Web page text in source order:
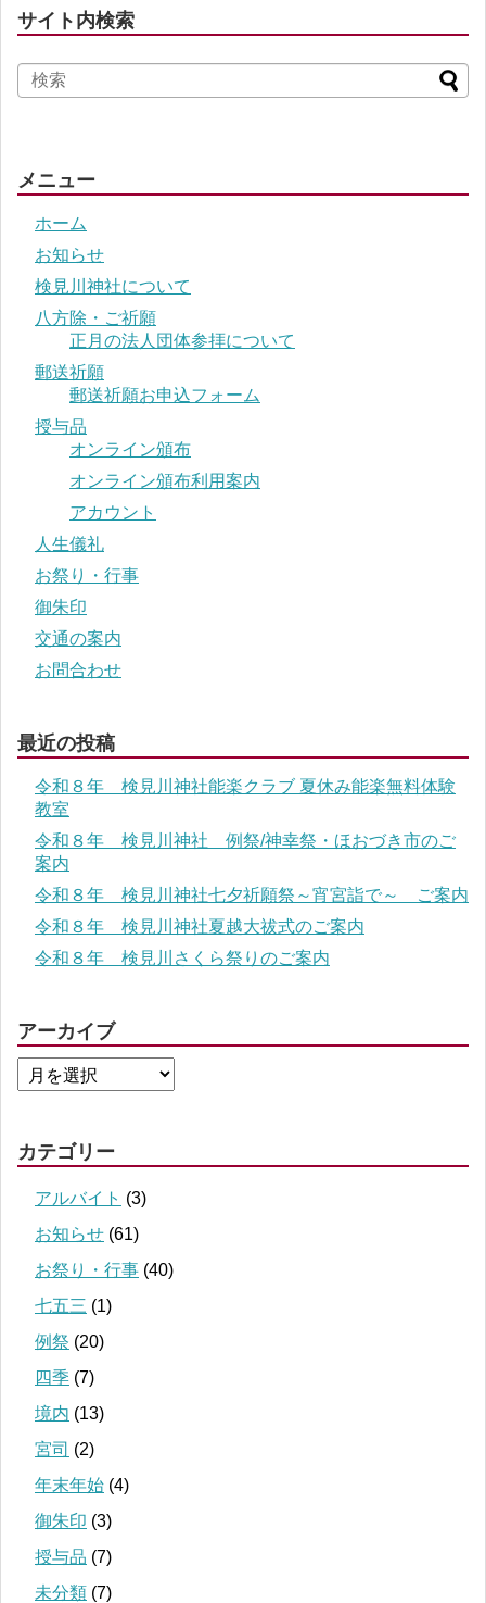
サイト内検索
メニュー
ホーム
お知らせ
検見川神社について
八方除・ご祈願
正月の法人団体参拝について
郵送祈願
郵送祈願お申込フォーム
授与品
オンライン頒布
オンライン頒布利用案内
アカウント
人生儀礼
お祭り・行事
御朱印
交通の案内
お問合わせ
最近の投稿
令和８年 検見川神社能楽クラブ 夏休み能楽無料体験
教室
令和８年 検見川神社 例祭/神幸祭・ほおづき市のご
案内
令和８年 検見川神社七夕祈願祭～宵宮詣で～ ご案内
令和８年 検見川神社夏越大祓式のご案内
令和８年 検見川さくら祭りのご案内
アーカイブ
カテゴリー
アルバイト (3)
お知らせ (61)
お祭り・行事 (40)
七五三 (1)
例祭 (20)
四季 (7)
境内 (13)
宮司 (2)
年末年始 (4)
御朱印 (3)
授与品 (7)
未分類 (7)